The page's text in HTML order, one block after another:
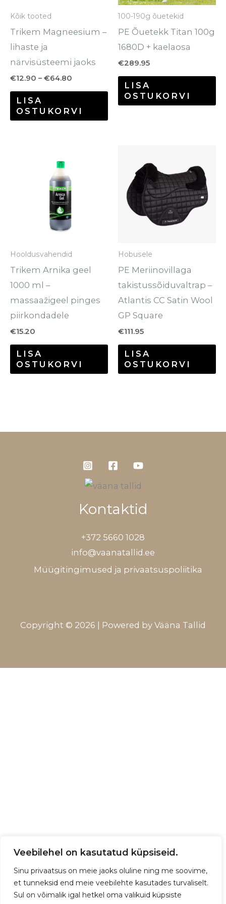
Veebilehel on kasutatud küpsiseid.
Sinu privaatsus on meie jaoks oluline ning me soovime,
et tunneksid end meie veebilehte kasutades turvaliselt.
Sul on võimalik igal hetkel oma valikuid küpsiste
Kõik tooted
Trikem Magneesium –
lihaste ja
närvisüsteemi jaoks
€12.90 – €64.80
LISA
OSTUKORVI
saab
teha
tootelehel.
100-190g õuetekid
PE Õuetekk Titan 100g
1680D + kaelaosa
€289.95
LISA
OSTUKORVI
Hooldusvahendid
Trikem Arnika geel
1000 ml –
massaažigeel pinges
piirkondadele
€15.20
LISA
OSTUKORVI
Hobusele
PE Meriinovillaga
takistussõiduvaltrap –
Atlantis CC Satin Wool
GP Square
€111.95
LISA
OSTUKORVI
Kontaktid
+372 5660 1028
info@vaanatallid.ee
Müügitingimused ja privaatsuspoliitika
Copyright © 2026 | Powered by Vääna Tallid